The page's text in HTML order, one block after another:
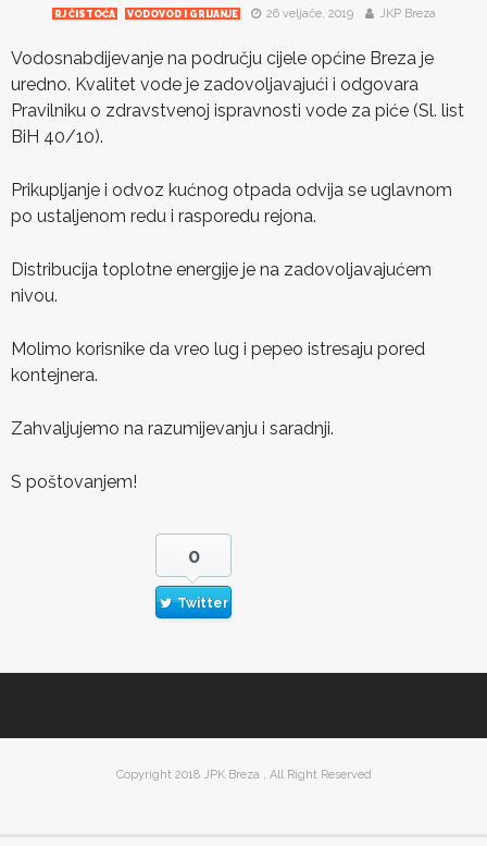
RJ ČISTOĆA VODOVOD I GRIJANJE 26 veljače, 2019 JKP Breza
Vodosnabdijevanje na području cijele općine Breza je
uredno. Kvalitet vode je zadovoljavajući i odgovara
Pravilniku o zdravstvenoj ispravnosti vode za piće (Sl. list
BiH 40/10).
Prikupljanje i odvoz kućnog otpada odvija se uglavnom
po ustaljenom redu i rasporedu rejona.
Distribucija toplotne energije je na zadovoljavajućem
nivou.
Molimo korisnike da vreo lug i pepeo istresaju pored
kontejnera.
Zahvaljujemo na razumijevanju i saradnji.
S poštovanjem!
0
Twitter
Copyright 2018 JPK Breza , All Right Reserved